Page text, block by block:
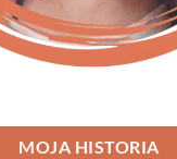
MOJA HISTORIA